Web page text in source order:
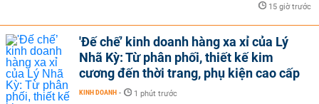
15 giờ trước
'Đế chế’ kinh doanh hàng xa xỉ của Lý
Nhã Kỳ: Từ phân phối, thiết kế kim
cương đến thời trang, phụ kiện cao cấp
KINH DOANH - 1 phút trước